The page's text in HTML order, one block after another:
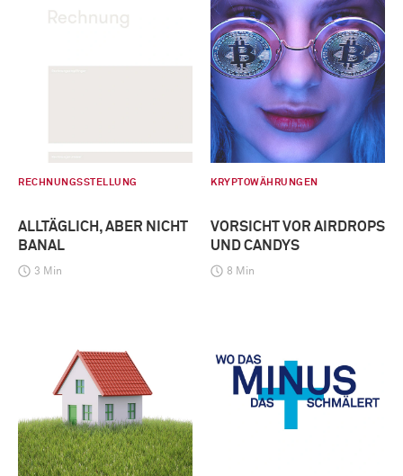
RECHNUNGSSTELLUNG
ALLTÄGLICH, ABER NICHT
BANAL
3 Min
KRYPTOWÄHRUNGEN
VORSICHT VOR AIRDROPS
UND CANDYS
8 Min